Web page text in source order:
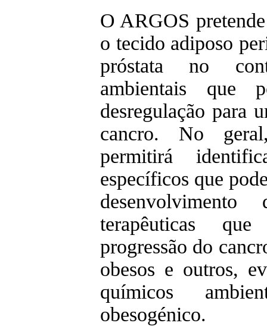
O ARGOS
o tecido adiposo
próstata no
ambientais que
desregulação para
cancro. No
permitirá
específicos que
terapêuticas
progressão do
obesos e outros,
químicos
obesogénico.